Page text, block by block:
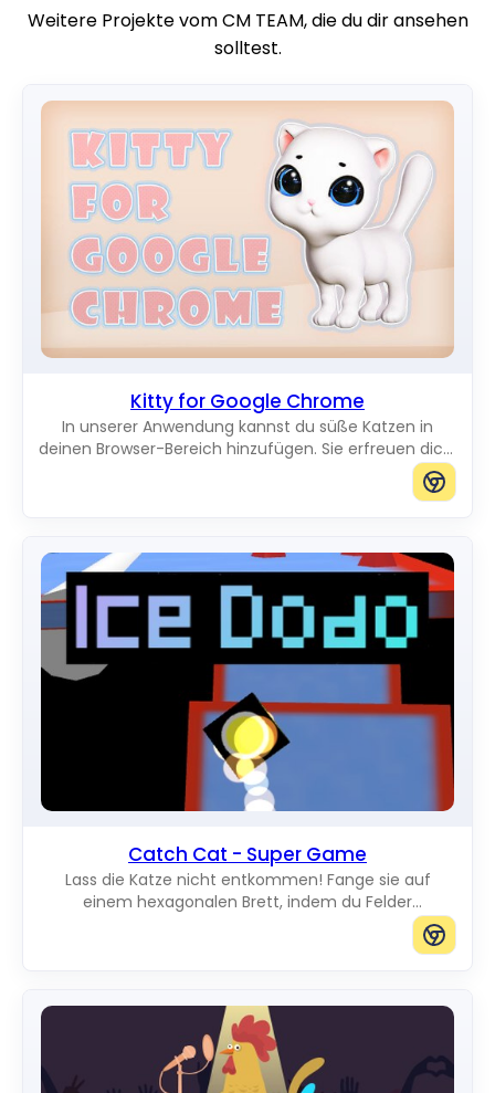
Weitere Projekte vom CM TEAM, die du dir ansehen
solltest.
Kitty for Google Chrome
In unserer Anwendung kannst du süße Katzen in
deinen Browser-Bereich hinzufügen. Sie erfreuen dich,
während sie über den Bildschirm laufen. Du kannst
Katzen in jeder gewünschten Größe hinzufügen.
Catch Cat - Super Game
Lass die Katze nicht entkommen! Fange sie auf
einem hexagonalen Brett, indem du Felder
verdunkelst und jeden Weg zum Rand blockierst.